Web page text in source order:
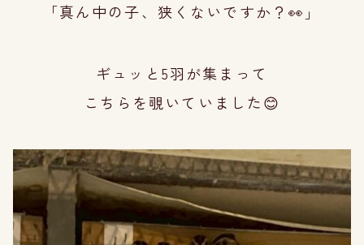
「真ん中の子、狭くないですか？👀」
ギュッと5羽が集まって
こちらを覗いていまし た😊